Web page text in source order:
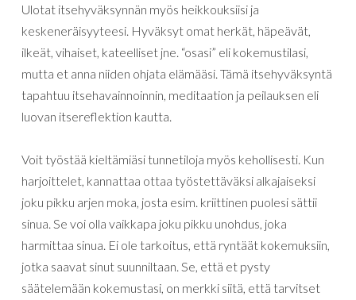
Ulotat itsehyväksynnän myös heikkouksiisi ja
keskeneräisyyteesi. Hyväksyt omat herkät, häpeävät,
ilkeät, vihaiset, kateelliset jne. “osasi” eli kokemustilasi,
mutta et anna niiden ohjata elämääsi. Tämä itsehyväksyntä
tapahtuu itsehavainnoinnin, meditaation ja peilauksen eli
luovan itsereflektion kautta.
Voit työstää kieltämiäsi tunnetiloja myös kehollisesti. Kun
harjoittelet, kannattaa ottaa työstettäväksi alkajaiseksi
joku pikku arjen moka, josta esim. kriittinen puolesi sättii
sinua. Se voi olla vaikkapa joku pikku unohdus, joka
harmittaa sinua. Ei ole tarkoitus, että ryntäät kokemuksiin,
jotka saavat sinut suunniltaan. Se, että et pysty
säätelemään kokemustasi, on merkki siitä, että tarvitset